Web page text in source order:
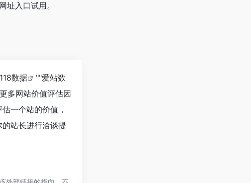
入口试用。
数据 ""爱站数
多网站价值评估因
一个站的价值，
站长进行洽谈提